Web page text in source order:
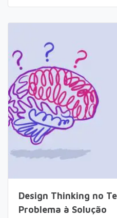
por
Design Thinking no
Problema à Solução